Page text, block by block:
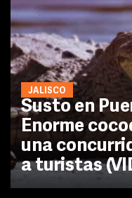
JALISCO
Susto en
Enorme
una
a turistas